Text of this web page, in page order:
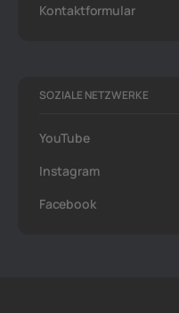
Kontaktformular
SOZIALE NETZWERKE
YouTube
Instagram
Facebook